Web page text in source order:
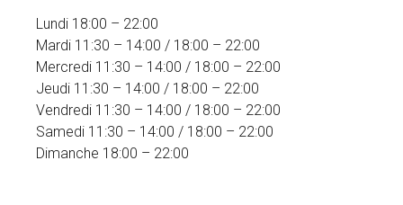
Lundi 18:00 – 22:00
Mardi 11:30 – 14:00 / 18:00 – 22:00
Mercredi 11:30 – 14:00 / 18:00 – 22:00
Jeudi 11:30 – 14:00 / 18:00 – 22:00
Vendredi 11:30 – 14:00 / 18:00 – 22:00
Samedi 11:30 – 14:00 / 18:00 – 22:00
Dimanche 18:00 – 22:00